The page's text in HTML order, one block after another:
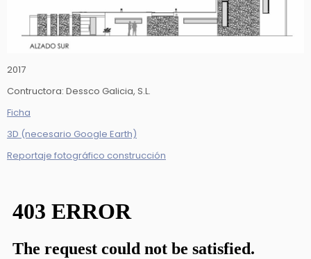
2017
Contructora: Dessco Galicia, S.L.
Ficha
3D (necesario Google Earth)
Reportaje fotográfico construcción